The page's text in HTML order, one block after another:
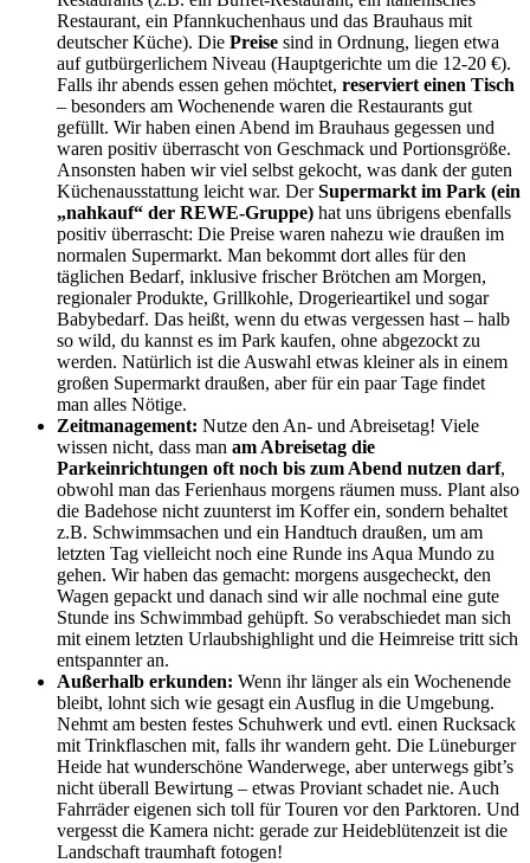
Restaurant, ein Pfannkuchenhaus und das Brauhaus mit
deutscher Küche). Die Preise sind in Ordnung, liegen etwa
auf gutbürgerlichem Niveau (Hauptgerichte um die 12-20 €).
Falls ihr abends essen gehen möchtet, reserviert einen Tisch
– besonders am Wochenende waren die Restaurants gut
gefüllt. Wir haben einen Abend im Brauhaus gegessen und
waren positiv überrascht von Geschmack und Portionsgröße.
Ansonsten haben wir viel selbst gekocht, was dank der guten
Küchenausstattung leicht war. DerSupermarkt im Park (ein
„nahkauf“ der REWE-Gruppe) hat uns übrigens ebenfalls
positiv überrascht: Die Preise waren nahezu wie draußen im
normalen Supermarkt. Man bekommt dort alles für den
täglichen Bedarf, inklusive frischer Brötchen am Morgen,
regionaler Produkte, Grillkohle, Drogerieartikel und sogar
Babybedarf. Das heißt, wenn du etwas vergessen hast – halb
so wild, du kannst es im Park kaufen, ohne abgezockt zu
werden. Natürlich ist die Auswahl etwas kleiner als in einem
großen Supermarkt draußen, aber für ein paar Tage findet
man alles Nötige.
Zeitmanagement: Nutze den An- und Abreisetag! Viele
wissen nicht, dass man am Abreisetag die
Parkeinrichtungen oft noch bis zum Abend nutzen darf,
obwohl man das Ferienhaus morgens räumen muss. Plant also
die Badehose nicht zuunterst im Koffer ein, sondern behaltet
z.B. Schwimmsachen und ein Handtuch draußen, um am
letzten Tag vielleicht noch eine Runde ins Aqua Mundo zu
gehen. Wir haben das gemacht: morgens ausgecheckt, den
Wagen gepackt und danach sind wir alle nochmal eine gute
Stunde ins Schwimmbad gehüpft. So verabschiedet man sich
mit einem letzten Urlaubshighlight und die Heimreise tritt sich
entspannter an.
Außerhalb erkunden: Wenn ihr länger als ein Wochenende
bleibt, lohnt sich wie gesagt ein Ausflug in die Umgebung.
Nehmt am besten festes Schuhwerk und evtl. einen Rucksack
mit Trinkflaschen mit, falls ihr wandern geht. Die Lüneburger
Heide hat wunderschöne Wanderwege, aber unterwegs gibt’s
nicht überall Bewirtung – etwas Proviant schadet nie. Auch
Fahrräder eigenen sich toll für Touren vor den Parktoren. Und
vergesst die Kamera nicht: gerade zur Heideblütenzeit ist die
Landschaft traumhaft fotogen!